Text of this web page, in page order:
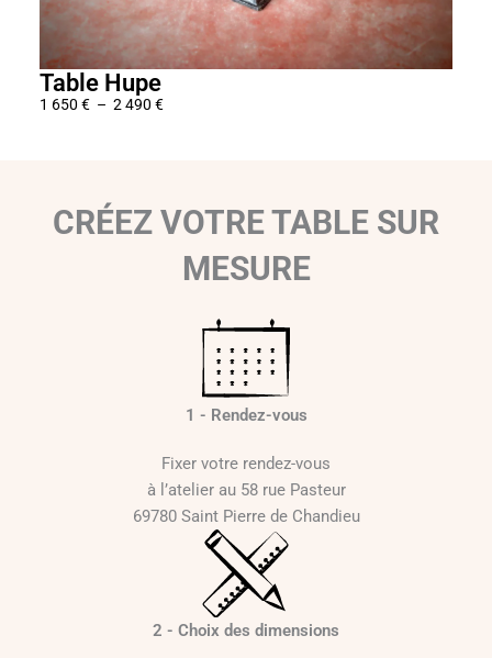
Table Hupe
1 650 € – 2 490 €
e
6
5
0
2
CRÉEZ VOTRE TABLE SUR
MESURE
1 - Rendez-vous
Fixer votre rendez-vous
à l’atelier au 58 rue Pasteur
69780 Saint Pierre de Chandieu
2 - Choix des dimensions